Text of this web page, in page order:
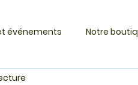
événements Notre